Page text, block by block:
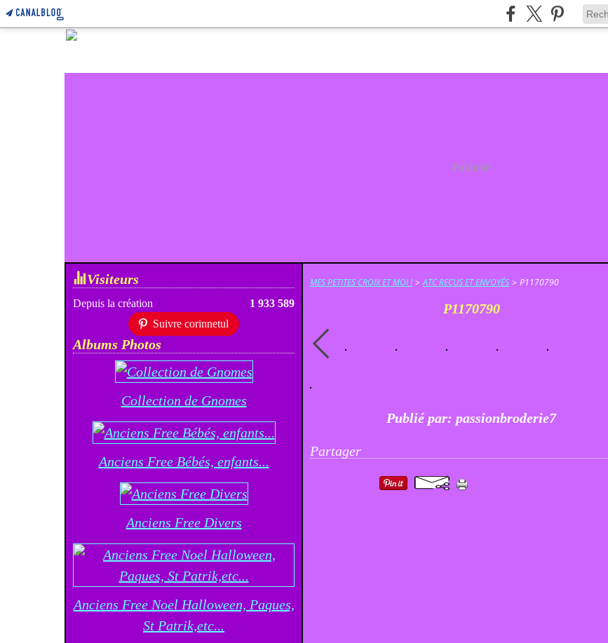
Publicité
Visiteurs
Depuis la création
1 933 589
Suivre corinnetul
Albums Photos
Collection de Gnomes
Anciens Free Bébés, enfants...
Anciens Free Divers
Anciens Free Noel Halloween, Paques,
St Patrik,etc...
MES PETITES CROIX ET MOI ! > ATC REÇUS ET ENVOYÉS > P1170790
P1170790
Publié par: passionbroderie7
Partager